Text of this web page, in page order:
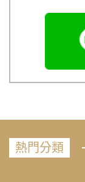
熱門分類